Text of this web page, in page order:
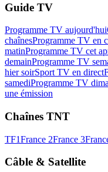
Guide TV
Programme TV aujourd'hui
chaînesProgramme TV en
matinProgramme TV cet
demainProgramme TV
hier soirSport TV en direct
samediProgramme TV
une émission
Chaînes TNT
TF1France 2France 3
Câble & Satellite